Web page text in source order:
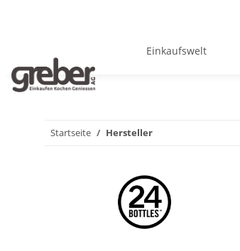
Einkaufswelt
Startseite Hersteller